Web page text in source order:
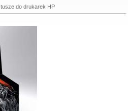
tusze do drukarek HP